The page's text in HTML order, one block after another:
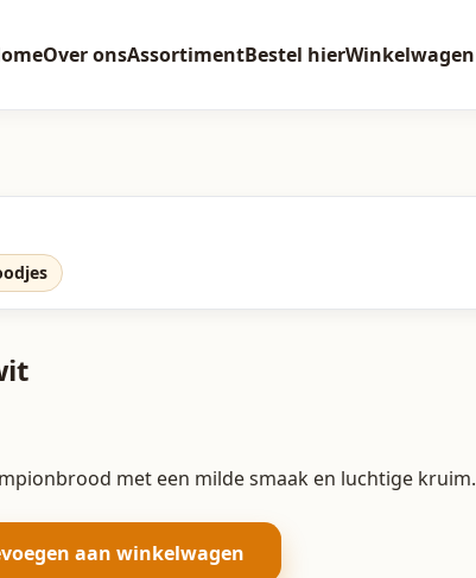
Over onsAssortimentBestel hierWinkelwagen
met een milde smaak en luchtige kruim.
aan winkelwagen